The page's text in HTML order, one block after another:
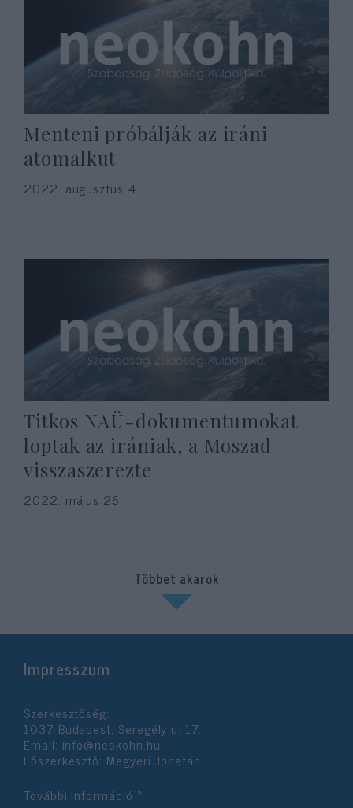
Menteni próbálják az iráni
atomalkut
2022. augusztus 4.
Titkos NAÜ-dokumentumokat
loptak az irániak, a Moszad
visszaszerezte
2022. május 26.
Többet akarok
Impresszum
Szerkesztőség:
1037 Budapest, Seregély u. 17.
Email: info@neokohn.hu
Főszerkesztő: Megyeri Jonatán
További információ »